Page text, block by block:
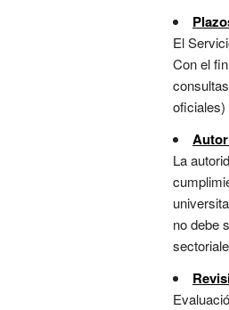
El
Con el
oficiales)
La
no debe